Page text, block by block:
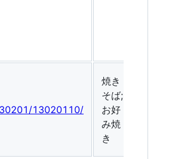
13020110/
焼き
そば;
お好
み焼
き